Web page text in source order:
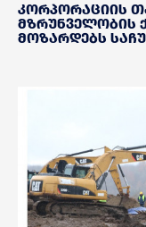
კორპორაციის
მზრუნველობის
მოზარდებს